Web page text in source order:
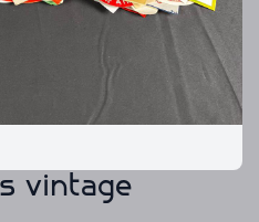
vintage